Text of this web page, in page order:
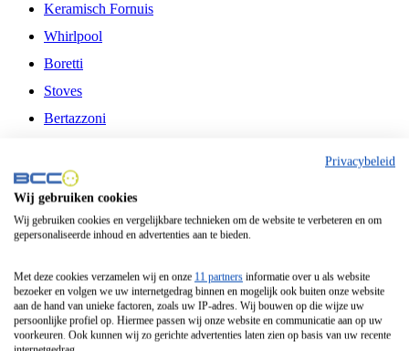
Keramisch Fornuis
Whirlpool
Boretti
Stoves
Bertazzoni
Fitelli
Airfryer
Frituurpan
Contactgrill
Broodbakmachine
Broodrooster
Privacybeleid
Wij gebruiken cookies
Wij gebruiken cookies en vergelijkbare technieken om de website te verbeteren en om
gepersonaliseerde inhoud en advertenties aan te bieden.
Met deze cookies verzamelen wij en onze 11 partners informatie over u als website
bezoeker en volgen we uw internetgedrag binnen en mogelijk ook buiten onze website
aan de hand van unieke factoren, zoals uw IP-adres. Wij bouwen op die wijze uw
persoonlijke profiel op. Hiermee passen wij onze website en communicatie aan op uw
voorkeuren. Ook kunnen wij zo gerichte advertenties laten zien op basis van uw recente